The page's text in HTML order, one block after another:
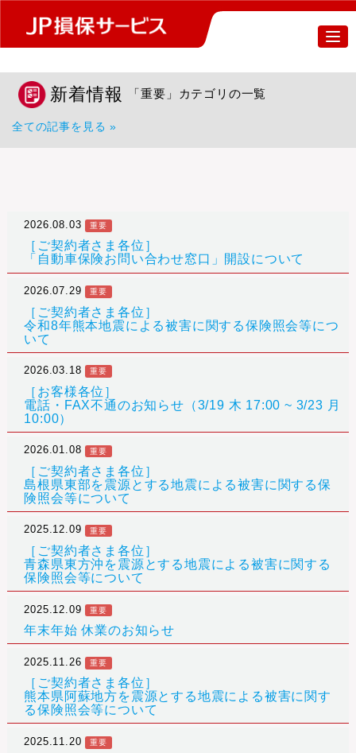
新着情報 「重要」カテゴリの一覧
全ての記事を見る »
2026.08.03 重要
［ご契約者さま各位］
「自動車保険お問い合わせ窓口」開設について
2026.07.29 重要
［ご契約者さま各位］
令和8年熊本地震による被害に関する保険照会等につ
いて
2026.03.18 重要
［お客様各位］
電話・FAX不通のお知らせ（3/19 木 17:00 ~ 3/23 月
10:00）
2026.01.08 重要
［ご契約者さま各位］
島根県東部を震源とする地震による被害に関する保
険照会等について
2025.12.09 重要
［ご契約者さま各位］
青森県東方沖を震源とする地震による被害に関する
保険照会等について
2025.12.09 重要
年末年始 休業のお知らせ
2025.11.26 重要
［ご契約者さま各位］
熊本県阿蘇地方を震源とする地震による被害に関す
る保険照会等について
2025.11.20 重要